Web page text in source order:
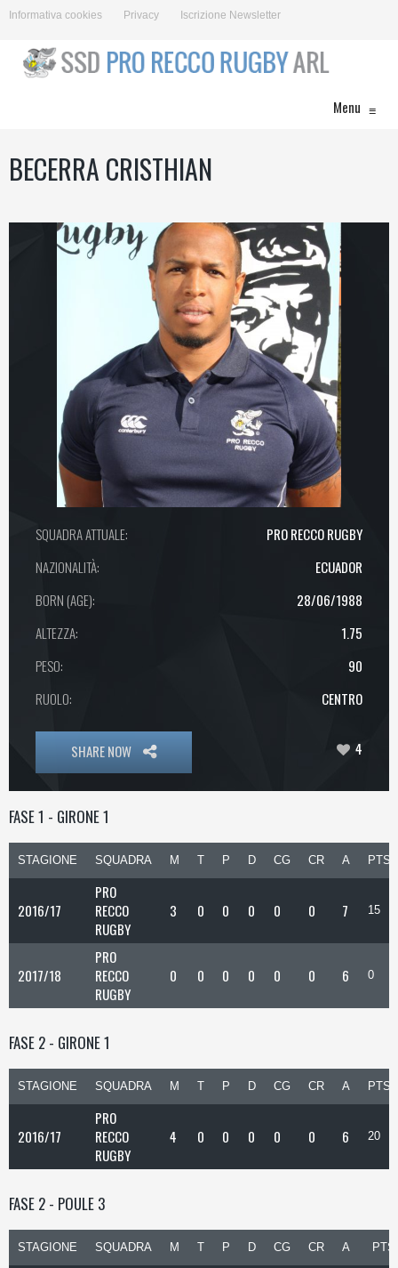
Informativa cookies Privacy Iscrizione Newsletter
Menu ≡
BECERRA CRISTHIAN
SQUADRA ATTUALE:
PRO RECCO RUGBY
NAZIONALITÀ:
ECUADOR
BORN (AGE):
28/06/1988
ALTEZZA:
1.75
PESO:
90
RUOLO:
CENTRO
SHARE NOW 4
FASE 1 - GIRONE 1
STAGIONE SQUADRA M T P D CG CR A PTS
2016/17
PRO
RECCO
RUGBY
3 0 0 0 0 0 7 15
2017/18
PRO
RECCO
RUGBY
0 0 0 0 0 0 6 0
FASE 2 - GIRONE 1
STAGIONE SQUADRA M T P D CG CR A PTS
2016/17
PRO
RECCO
RUGBY
4 0 0 0 0 0 6 20
FASE 2 - POULE 3
STAGIONE SQUADRA M T P D CG CR A PTS